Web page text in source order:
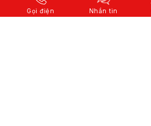
Gọi điện Nhắn tin